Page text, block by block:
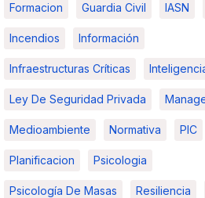
Formacion Guardia Civil IASN
Incendios Información
Infraestructuras Críticas
Ley De Seguridad Privada
Medioambiente Normativa PIC
Planificacion Psicologia
Psicología De Masas Resiliencia